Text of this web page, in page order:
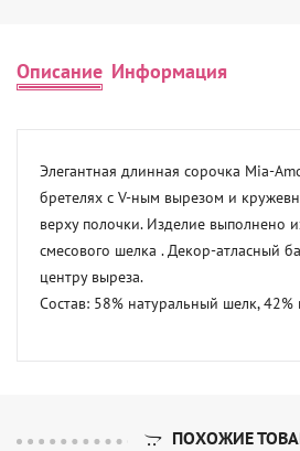
Описание Информация
Элегантная длинная сорочка Mia-
бретелях с V-ным вырезом и
верху полочки. Изделие выполнено
смесового шелка . Декор-атласный
центру выреза.
Состав: 58% натуральный шелк, 42%
ПОХОЖИЕ